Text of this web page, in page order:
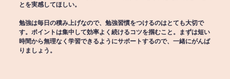
とを実感してほしい。
勉強は毎日の積み上げなので、勉強習慣をつけるのはとても大切で
す。ポイントは集中して効率よく続けるコツを掴むこと。まずは短い
時間から無理なく学習できるようにサポートするので、一緒にがんば
りましょう。